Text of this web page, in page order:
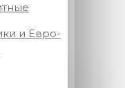
и Евро-